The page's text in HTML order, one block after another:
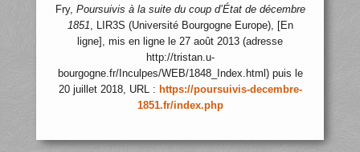
Fry, Poursuivis à la suite du coup d’État de décembre
1851, LIR3S (Université Bourgogne Europe), [En
ligne], mis en ligne le 27 août 2013 (adresse
http://tristan.u-
bourgogne.fr/Inculpes/WEB/1848_Index.html) puis le
20 juillet 2018, URL : https://poursuivis-decembre-
1851.fr/index.php